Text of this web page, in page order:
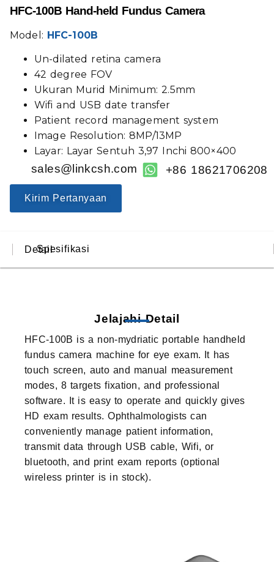
HFC-100B Hand-held Fundus Camera
Model: HFC-100B
Un-dilated retina camera
42 degree FOV
Ukuran Murid Minimum: 2.5mm
Wifi and USB date transfer
Patient record management system
Image Resolution: 8MP/13MP
Layar: Layar Sentuh 3,97 Inchi 800×400
sales@linkcsh.com +86 18621706208
Kirim Pertanyaan
Detail
Spesifikasi
Jelajahi Detail
HFC-100B is a non-mydriatic portable handheld
fundus camera machine for eye exam. It has
touch screen, auto and manual measurement
modes, 8 targets fixation, and professional
software. It is easy to operate and quickly gives
HD exam results. Ophthalmologists can
conveniently manage patient information,
transmit data through USB cable, Wifi, or
bluetooth, and print exam reports (optional
wireless printer is in stock).